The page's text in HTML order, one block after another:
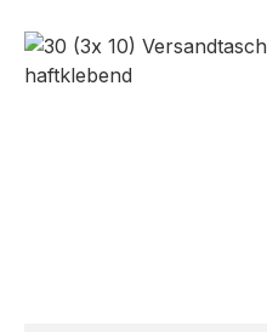
Bildergalerie überspringen